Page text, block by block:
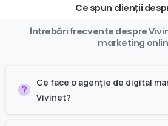
Ce spun clienții
Întrebări frecvente despre
marketing
Ce face o agenție de digital
Vivinet?